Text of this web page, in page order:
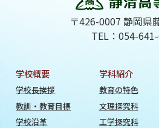
〒426-0007 静岡県
TEL：054-
学校概要
学校長挨拶
教訓・教育目標
学校沿革
学科紹介
教育の特色
文理探究科
工学探究科